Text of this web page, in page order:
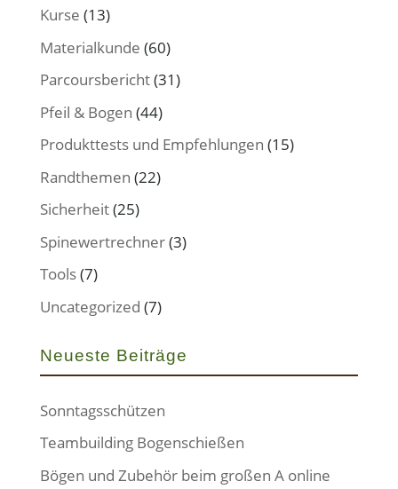
Kurse (13)
Materialkunde (60)
Parcoursbericht(31)
Pfeil & Bogen (44)
Produkttests und Empfehlungen (15)
Randthemen (22)
Sicherheit(25)
Spinewertrechner(3)
Tools(7)
Uncategorized (7)
Neueste Beiträge
Sonntagsschützen
Teambuilding Bogenschießen
Bögen und Zubehör beim großen A online